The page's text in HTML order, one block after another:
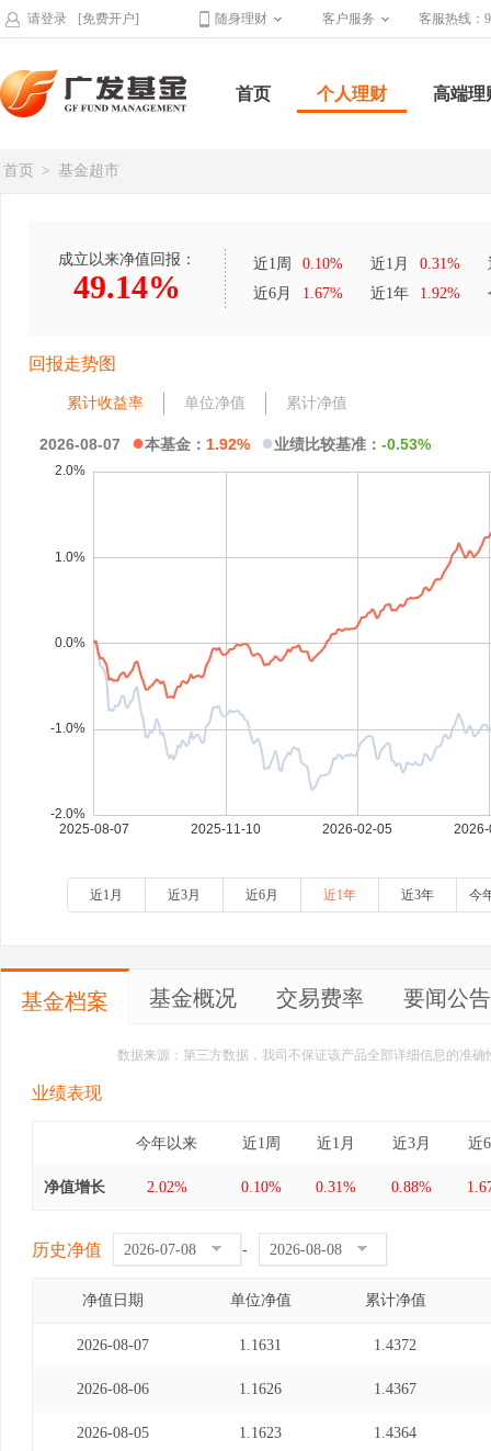
请登录 [免费开户] 随身理财 客户服务 客服热线：
首页 个人理财 高端理
首页 > 基金超市
成立以来净值回报：
49.14%
近1周 0.10% 近1月 0.31%
近6月
1.67% 近1年 1.92%
回报走势图
累计收益率 单位净值 累计净值
2026-08-07 ●本基金： 1.92% ●业绩比较基准： -0.53%
近1月 近3月 近6月 近1年 近3年 今
基金档案 基金概况 交易费率 要闻公告
数据来源：第三方数据，我司不保证该产品全部详细信息的准
业绩表现
今年以来 近1周 近1月 近3月 近
净值增长 2.02% 0.10% 0.31% 0.88%
历史净值 -
净值日期 单位净值 累计净值
2026-08-07 1.1631 1.4372
2026-08-06 1.1626 1.4367
2026-08-05 1.1623 1.4364